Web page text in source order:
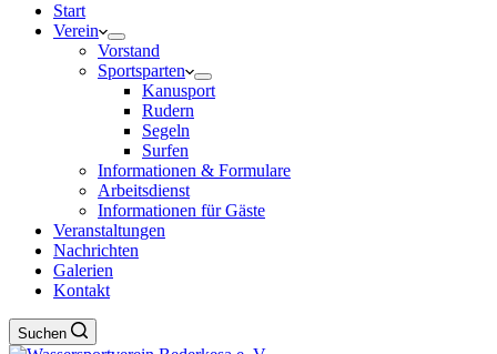
Start
Verein
Vorstand
Sportsparten
Kanusport
Rudern
Segeln
Surfen
Informationen & Formulare
Arbeitsdienst
Informationen für Gäste
Veranstaltungen
Nachrichten
Galerien
Kontakt
Suchen